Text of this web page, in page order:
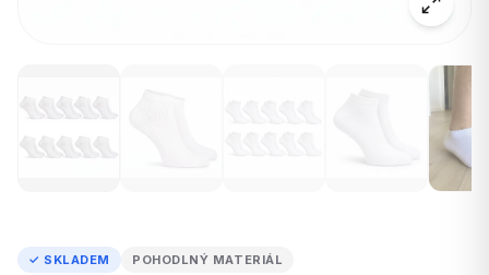
✓ SKLADEM POHODLNÝ MATERIÁL